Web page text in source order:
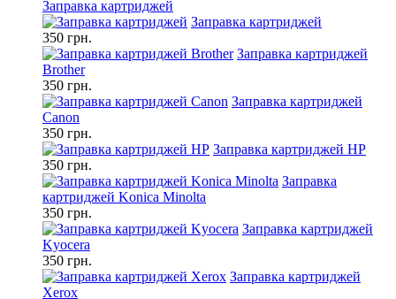
Заправка картриджей
Заправка картриджей
350 грн.
Заправка картриджей
Brother
350 грн.
Заправка картриджей
Canon
350 грн.
Заправка картриджей HP
350 грн.
Заправка
картриджей Konica Minolta
350 грн.
Заправка картриджей
Kyocera
350 грн.
Заправка картриджей
Xerox